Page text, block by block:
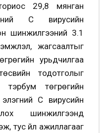
29,8 мянган
С вирусийн
шинжилгээний 3.1
жагсаалтыг
урьдчилгаа
тодотголыг
төгрөгийн
элэгний С вирусийн
шинжилгээнд
тус үйл ажиллагааг